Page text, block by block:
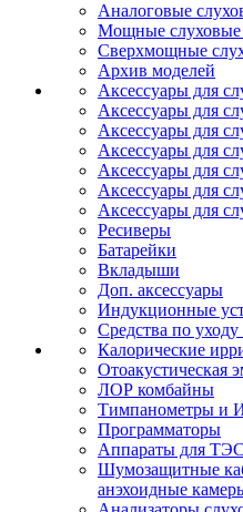
Аналоговые
Мощные слуховые
Сверхмощные
Архив моделей
Аксессуары для
Аксессуары для
Аксессуары для
Аксессуары для
Аксессуары для
Аксессуары для
Аксессуары для
Ресиверы
Батарейки
Вкладыши
Доп. аксессуары
Индукционные
Средства по
Калорические
Отоакустическая
ЛОР комбайны
Тимпанометры и
Программаторы
Аппараты для
Шумозащитные
анэхоидные